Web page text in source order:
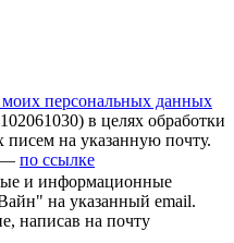
моих персональных данных
в целях обработки
писем на указанную почту.
— по ссылке
и информационные
на указанный email.
написав на почту